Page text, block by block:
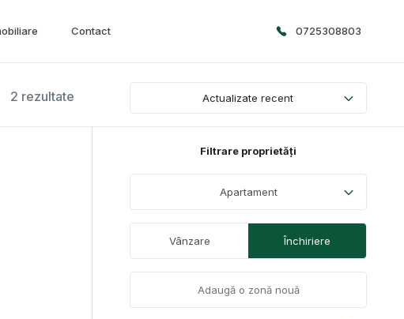
Contact 0725308803
2 rezultate Actualizate recent
Filtrare proprietăți
Apartament
Vânzare Închiriere